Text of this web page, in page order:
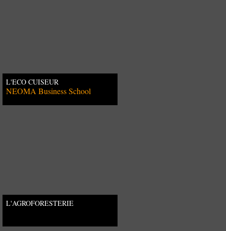
L'ECO CUISEUR
NEOMA Business School
L'AGROFORESTERIE